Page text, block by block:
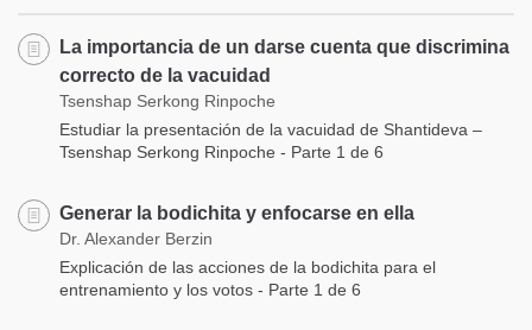
La importancia de un darse cuenta que discrimina
correcto de la vacuidad
Tsenshap Serkong Rinpoche
Estudiar la presentación de la vacuidad de Shantideva –
Tsenshap Serkong Rinpoche - Parte 1 de 6
Generar la bodichita y enfocarse en ella
Dr. Alexander Berzin
Explicación de las acciones de la bodichita para el
entrenamiento y los votos - Parte 1 de 6